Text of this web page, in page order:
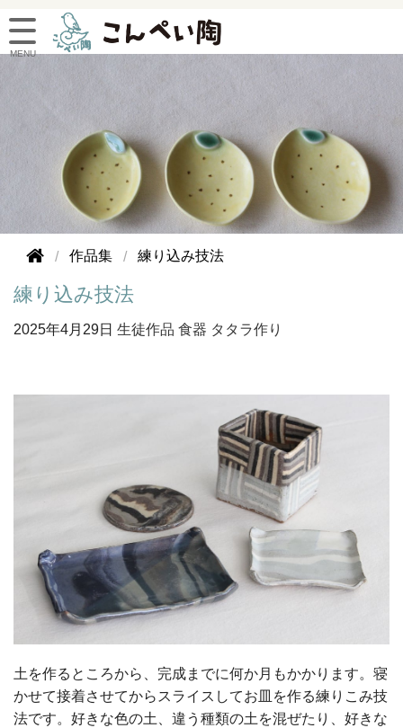
作品集 練り込み技法
練り込み技法
2025年4月29日 生徒作品 食器 タタラ作り
土を作るところから、完成までに何か月もかかります。寝
かせて接着させてからスライスしてお皿を作る練りこみ技
法です。好きな色の土、違う種類の土を混ぜたり、好きな